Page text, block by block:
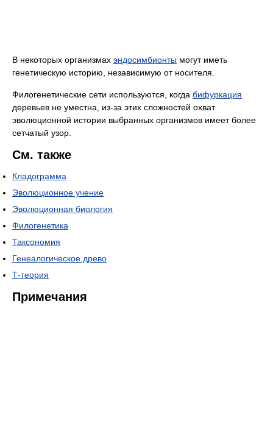
В некоторых организмах эндосимбионты могут иметь
генетическую историю, независимую от носителя.
Филогенетические сети используются, когда бифуркация
деревьев не уместна, из-за этих сложностей охват
эволюционной истории выбранных организмов имеет более
сетчатый узор.
См. также
Кладограмма
Эволюционное учение
Эволюционная биология
Филогенетика
Таксономия
Генеалогическое древо
Т-теория
Примечания